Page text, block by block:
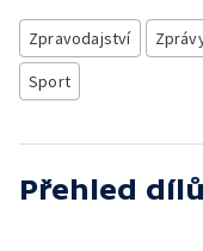
Zpravodajství
Sport
Přehled dílů